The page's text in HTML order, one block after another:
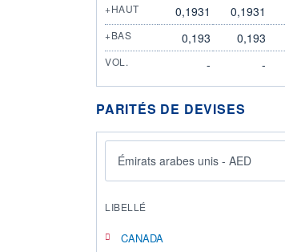
+HAUT 0,1931 0,1931
+BAS 0,193 0,193
VOL. - -
PARITÉS DE DEVISES
Émirats arabes unis - AED
LIBELLÉ
CANADA